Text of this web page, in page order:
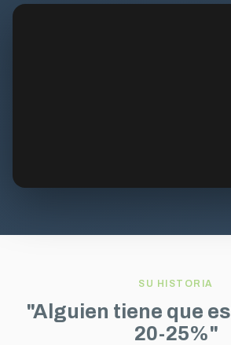
SU HISTORIA
"Alguien tiene que
20-25%"